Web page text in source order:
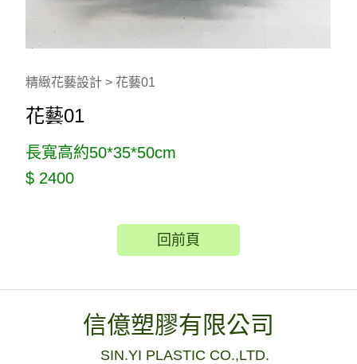
精緻花藝設計 > 花藝01
花藝01
長寬高約50*35*50cm
$ 2400
回前頁
信億塑膠有限公司
SIN.YI PLASTIC CO.,LTD.